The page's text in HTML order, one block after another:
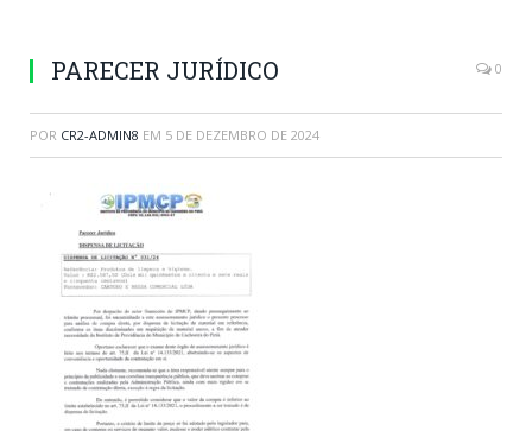
PARECER JURÍDICO 0
POR CR2-ADMIN8 EM 5 DE DEZEMBRO DE 2024